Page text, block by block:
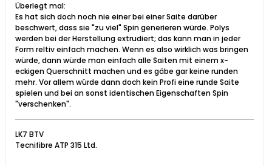
Überlegt mal:
Es hat sich doch noch nie einer bei einer Saite darüber
beschwert, dass sie "zu viel" Spin generieren würde. Polys
werden bei der Herstellung extrudiert; das kann man in jeder
Form reltiv einfach machen. Wenn es also wirklich was bringen
würde, dann würde man einfach alle Saiten mit einem x-
eckigen Querschnitt machen und es gäbe gar keine runden
mehr. Vor allem würde dann doch kein Profi eine runde Saite
spielen und bei an sonst identischen Eigenschaften Spin
"verschenken".
LK7 BTV
Tecnifibre ATP 315 Ltd.